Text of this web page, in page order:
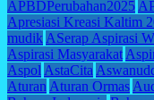
APBDPerubahan2025
Apresiasi Kreasi Kaltim
mudik ASerap Aspirasi
Aspirasi Masyarakat
Aspol AstaCita
Aturan Aturan Ormas